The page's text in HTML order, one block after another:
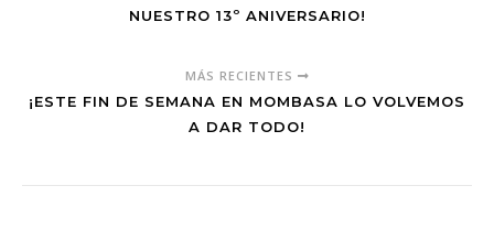
NUESTRO 13º ANIVERSARIO!
MÁS RECIENTES
¡ESTE FIN DE SEMANA EN MOMBASA LO VOLVEMOS
A DAR TODO!